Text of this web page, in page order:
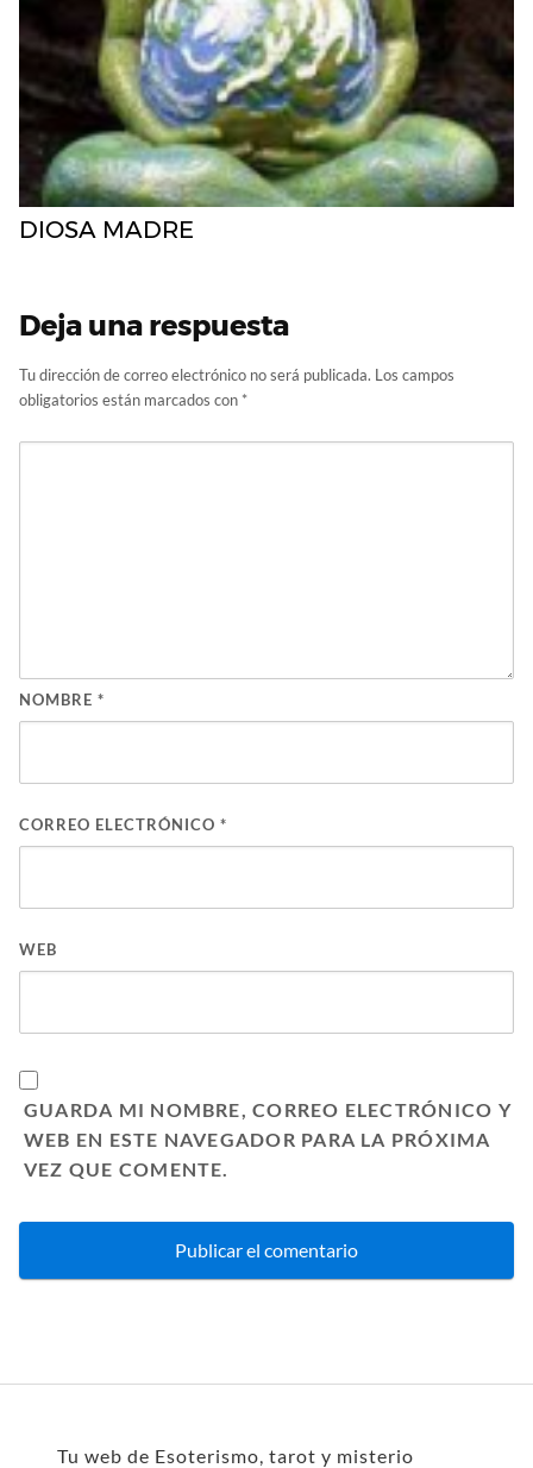
DIOSA MADRE
Deja una respuesta
Tu dirección de correo electrónico no será publicada. Los campos
obligatorios están marcados con *
NOMBRE *
CORREO ELECTRÓNICO *
WEB
GUARDA MI NOMBRE, CORREO ELECTRÓNICO Y
WEB EN ESTE NAVEGADOR PARA LA PRÓXIMA
VEZ QUE COMENTE.
Tu web de Esoterismo, tarot y misterio